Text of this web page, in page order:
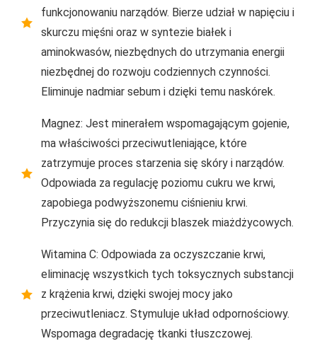
funkcjonowaniu narządów. Bierze udział w napięciu i
skurczu mięśni oraz w syntezie białek i
aminokwasów, niezbędnych do utrzymania energii
niezbędnej do rozwoju codziennych czynności.
Eliminuje nadmiar sebum i dzięki temu naskórek.
Magnez: Jest minerałem wspomagającym gojenie,
ma właściwości przeciwutleniające, które
zatrzymuje proces starzenia się skóry i narządów.
Odpowiada za regulację poziomu cukru we krwi,
zapobiega podwyższonemu ciśnieniu krwi.
Przyczynia się do redukcji blaszek miażdżycowych.
Witamina C: Odpowiada za oczyszczanie krwi,
eliminację wszystkich tych toksycznych substancji
z krążenia krwi, dzięki swojej mocy jako
przeciwutleniacz. Stymuluje układ odpornościowy.
Wspomaga degradację tkanki tłuszczowej.